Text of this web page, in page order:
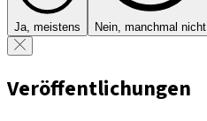
Ja, meistens Nein, manchmal nicht
Veröffentlichungen